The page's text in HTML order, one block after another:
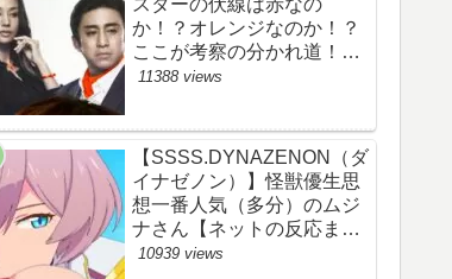
RYOKI】
か！？オレンジなのか！？
ここが考察の分かれ道！
【ツイッターの考察ネタバ
じ伏線まとめ】
11388 views
【SSSS.DYNAZENON（ダ
イナゼノン）】怪獣優生思
想一番人気（多分）のムジ
ナさん【ネットの反応まと
め】
10939 views